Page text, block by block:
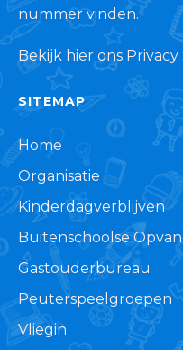
nummer vinden.
Bekijk hier ons
SITEMAP
Home
Organisatie
Kinderdagverblijven
Buitenschoolse
Gastouderbureau
Peuterspeelgroepen
Vliegin